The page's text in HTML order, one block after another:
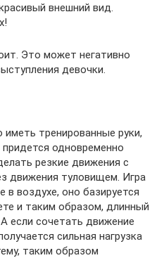
внешний вид.
Это может негативно
девочки.
тренированные руки,
одновременно
резкие движения с
движения туловищем. Игра
в воздухе, оно базируется
и таким образом, длинный
если сочетать движение
сильная нагрузка
таким образом